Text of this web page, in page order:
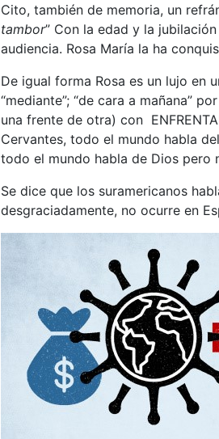
Cito, también de memoria, un
tambor” Con la edad y la
audiencia. Rosa María la ha
De igual forma Rosa es un lujo en
“mediante”; “de cara a mañana”
una frente de otra) con
Cervantes, todo el mundo habla
todo el mundo habla de Dios pero
Se dice que los suramericanos
desgraciadamente, no ocurre en